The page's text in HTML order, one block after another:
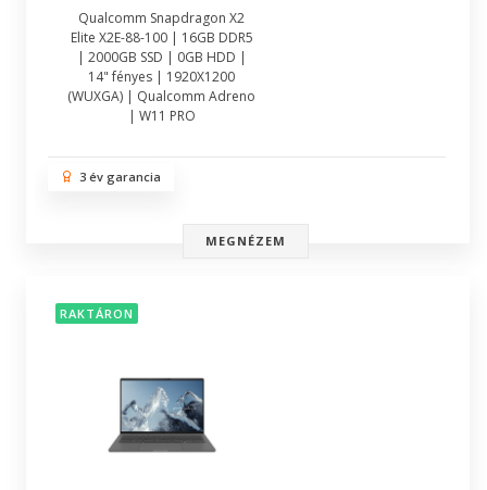
Qualcomm Snapdragon X2
Elite X2E-88-100 | 16GB DDR5
| 2000GB SSD | 0GB HDD |
14" fényes | 1920X1200
(WUXGA) | Qualcomm Adreno
| W11 PRO
3 év garancia
MEGNÉZEM
RAKTÁRON